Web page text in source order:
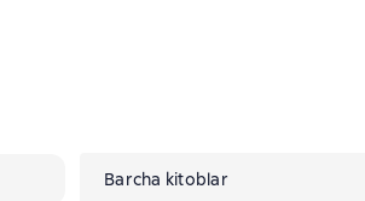
Barcha kitoblar